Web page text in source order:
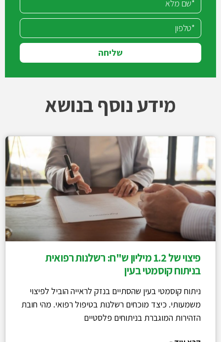
שליחה
מידע נוסף בנושא
פיצוי של 1.2 מיליון ש"ח: רשלנות רפואית
בניתוח קוסמטי בעין
ניתוח קוסמטי בעין שהסתיים בנזק לראייה הוביל לפיצוי
משמעותי. כיצד מוכחים רשלנות בטיפול רפואי. מהי חובת
הזהירות המוגברת בניתוחים פלסטיים